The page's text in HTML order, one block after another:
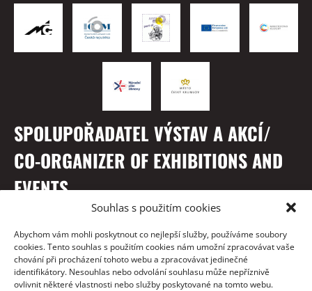
Souhlas s použitím cookies
Abychom vám mohli poskytnout co nejlepší služby, používáme soubory
cookies. Tento souhlas s použitím cookies nám umožní zpracovávat vaše
chování při procházení tohoto webu a zpracovávat jedinečné
identifikátory. Nesouhlas nebo odvolání souhlasu může nepříznivě
ovlivnit některé vlastnosti nebo služby poskytované na tomto webu.
SPOLUPOŘADATEL VÝSTAV A AKCÍ/
CO-ORGANIZER OF EXHIBITIONS AND
EVENTS